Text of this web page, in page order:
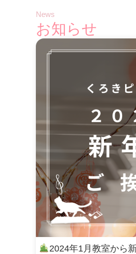
News
お知らせ
2024年1月教室から